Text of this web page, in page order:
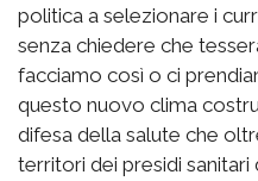
politica a selezionare i
senza chiedere che
facciamo così o ci
questo nuovo clima
difesa della salute che
territori dei presidi sanitari